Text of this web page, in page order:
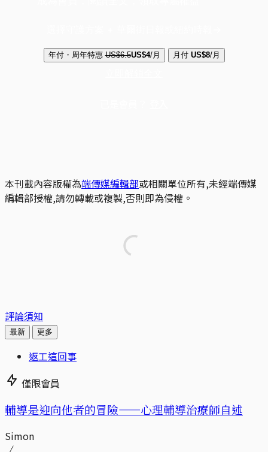
年付・周年特惠 US$6.5US$4/月 月付 US$8/月
本刊載內容版權為端傳媒編輯部或相關單位所有,未經端傳媒
編輯部授權,請勿轉載或複製,否則即為侵權。
評論須知
最新 更多
返工這回事
僅限會員
輔導是迎向他者的冒險——心理輔導治療師自述
Simon